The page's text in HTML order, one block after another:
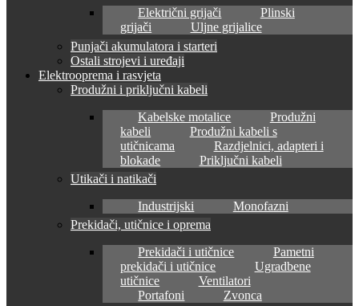
Električni grijači
Plinski
grijači
Uljne grijalice
Punjači akumulatora i starteri
Ostali strojevi i uređaji
Elektrooprema i rasvjeta
Produžni i priključni kabeli
Kabelske motalice
Produžni
kabeli
Produžni kabeli s
utičnicama
Razdjelnici, adapteri i
blokade
Priključni kabeli
Utikači i natikači
Industrijski
Monofazni
Prekidači, utičnice i oprema
Prekidači i utičnice
Pametni
prekidači i utičnice
Ugradbene
utičnice
Ventilatori
Portafoni
Zvonca